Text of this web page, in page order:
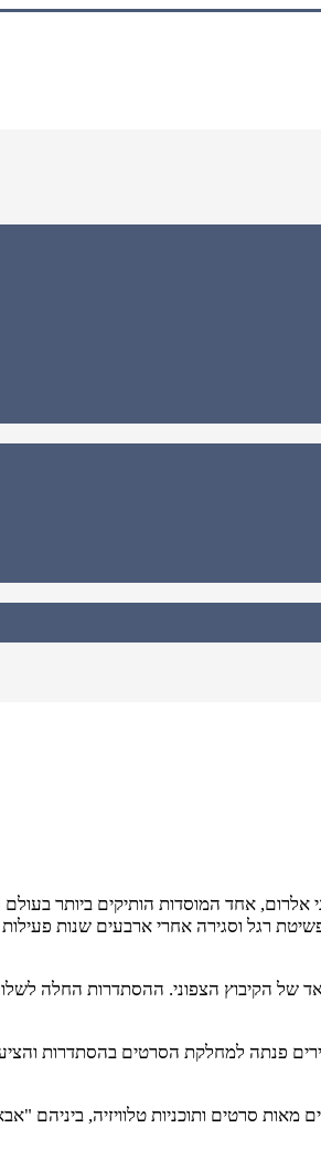
אלרום, אחד המוסדות הותיקים ביותר
רגל וסגירה אחרי ארבעים שנות פעילות
מאד של הקיבוץ הצפוני. ההסתדרות החלה
פנתה למחלקת הסרטים בהסתדרות
מאות סרטים ותוכניות טלוויזיה, ביניהם